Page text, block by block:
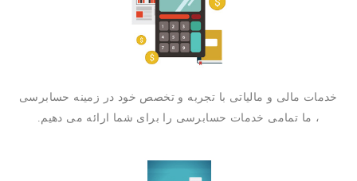
خدمات مالی و مالیاتی با تجربه و تخصص خود در زمینه حسابرسی
، ما تمامی خدمات حسابرسی را برای شما ارائه می دهیم.